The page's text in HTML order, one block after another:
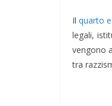
Ilquarto
legali,
vengono
tra